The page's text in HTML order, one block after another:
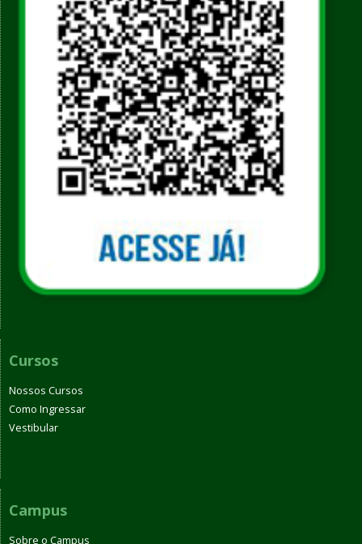
Cursos
Nossos Cursos
Como Ingressar
Vestibular
Campus
Sobre o Campus